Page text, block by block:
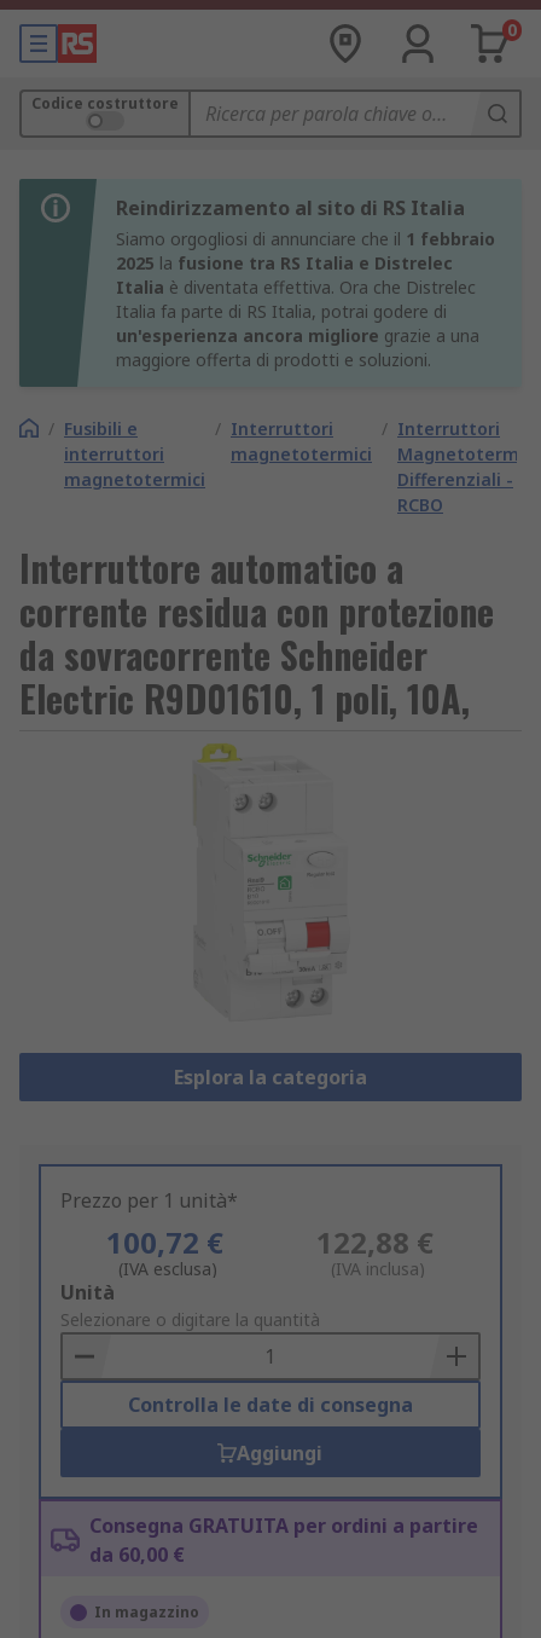
0
Codice costruttore
Reindirizzamento al sito di RS Italia
Siamo orgogliosi di annunciare che il 1 febbraio
2025 la fusione tra RS Italia e Distrelec
Italia è diventata effettiva. Ora che Distrelec
Italia fa parte di RS Italia, potrai godere di
un'esperienza ancora migliore grazie a una
maggiore offerta di prodotti e soluzioni.
/ Fusibili e
interruttori
magnetotermici
/ Interruttori
magnetotermici
/ Interruttori
Magnetotermici
Differenziali -
RCBO
Interruttore automatico a
corrente residua con protezione
da sovracorrente Schneider
Electric R9D01610, 1 poli, 10A,
Esplora la categoria
Prezzo per 1 unità*
100,72 €
(IVA esclusa)
122,88 €
(IVA inclusa)
Add
to
Basket
Unità
Selezionare o digitare la quantità
Controlla le date di consegna
Aggiungi
Consegna GRATUITA per ordini a partire
da 60,00 €
In magazzino